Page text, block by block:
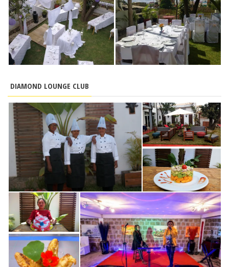
DIAMOND LOUNGE CLUB